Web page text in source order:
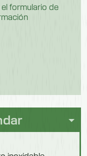
formulario de